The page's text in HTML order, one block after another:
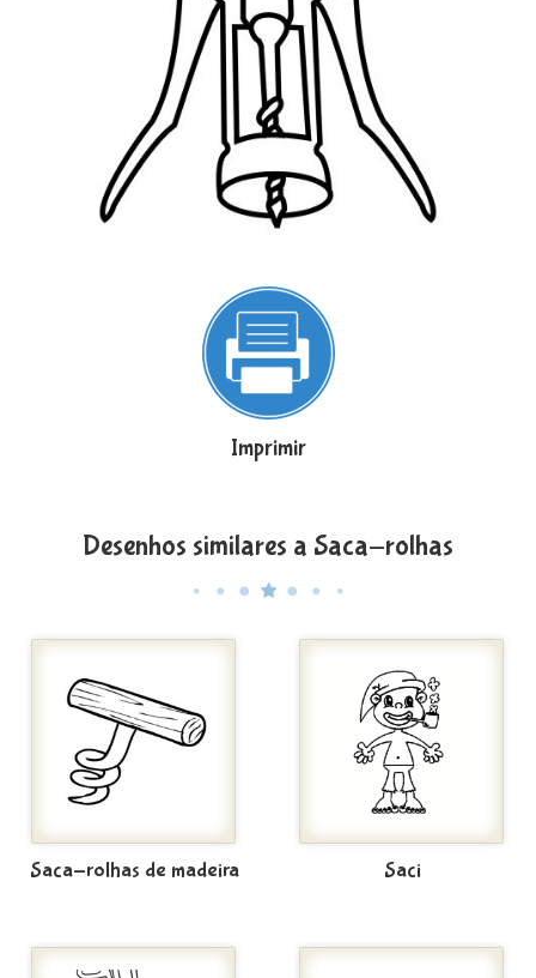
Imprimir
Desenhos similares a Saca-rolhas
Saca-rolhas de madeira Saci